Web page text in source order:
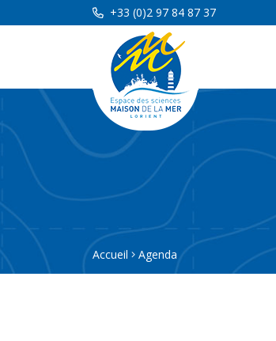
+33 (0)2 97 84 87 37
Accueil Agenda